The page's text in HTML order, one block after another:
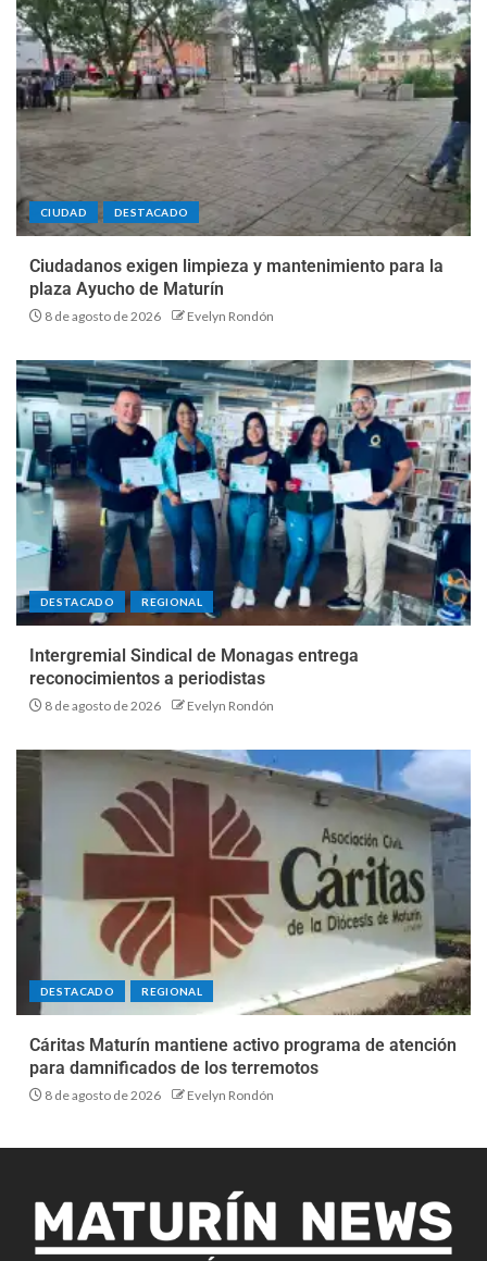
CIUDAD DESTACADO
Ciudadanos exigen limpieza y mantenimiento para la
plaza Ayucho de Maturín
8 de agosto de 2026 Evelyn Rondón
DESTACADO REGIONAL
Intergremial Sindical de Monagas entrega
reconocimientos a periodistas
8 de agosto de 2026 Evelyn Rondón
DESTACADO REGIONAL
Cáritas Maturín mantiene activo programa de atención
para damnificados de los terremotos
8 de agosto de 2026 Evelyn Rondón